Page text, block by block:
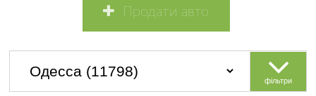
Продати авто
фільтри